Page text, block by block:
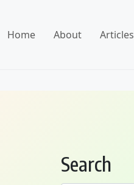
Home About Articles
Search